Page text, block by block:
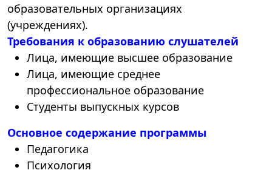
образовательных организациях
(учреждениях).
Требования к образованию слушателей
Лица, имеющие высшее образование
Лица, имеющие среднее
профессиональное образование
Студенты выпускных курсов
Основное содержание программы
Педагогика
Психология